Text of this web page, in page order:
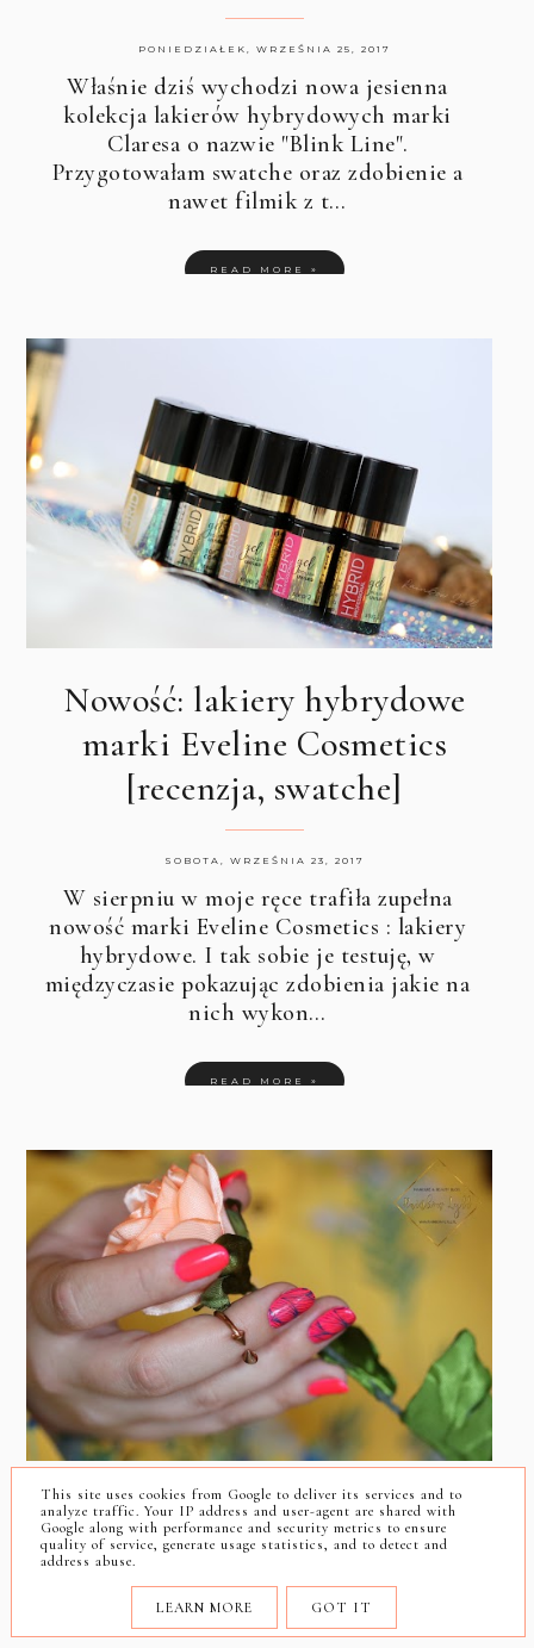
PONIEDZIAŁEK, WRZEŚNIA 25, 2017
Właśnie dziś wychodzi nowa jesienna
kolekcja lakierów hybrydowych marki
Claresa o nazwie "Blink Line".
Przygotowałam swatche oraz zdobienie a
nawet filmik z t…
READ MORE »
Nowość: lakiery hybrydowe
marki Eveline Cosmetics
[recenzja, swatche]
SOBOTA, WRZEŚNIA 23, 2017
W sierpniu w moje ręce trafiła zupełna
nowość marki Eveline Cosmetics : lakiery
hybrydowe. I tak sobie je testuję, w
międzyczasie pokazując zdobienia jakie na
nich wykon…
READ MORE »
Niby liście - różowy neon
[manicure hybrydowy]
CZWARTEK, WRZEŚNIA 21, 2017
This site uses cookies from Google to deliver its services and to
analyze traffic. Your IP address and user-agent are shared with
Google along with performance and security metrics to ensure
quality of service, generate usage statistics, and to detect and
address abuse.
LEARN MORE GOT IT